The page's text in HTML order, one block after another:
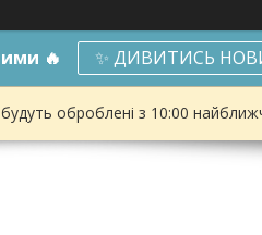
🔥 ✨ ДИВИТИСЬ
оброблені з 10:00